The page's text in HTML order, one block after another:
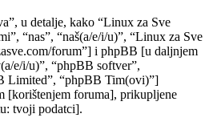
u detalje, kako “Linux za Sve
“nas”, “naš(a/e/i/u)”, “Linux za Sve
forum”] i phpBB [u daljnjem
e/i/u)”, “phpBB softver”,
Limited”, “phpBB Tim(ovi)”]
[korištenjem foruma], prikupljene
tvoji podatci].